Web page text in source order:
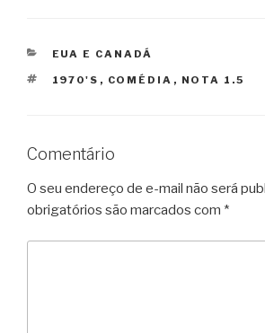
CATEGORIAS
EUA E CANADÁ
TAGS
1970'S , COMÉDIA , NOTA 1.5
Comentário
O seu endereço de e-mail não será
obrigatórios são marcados com *